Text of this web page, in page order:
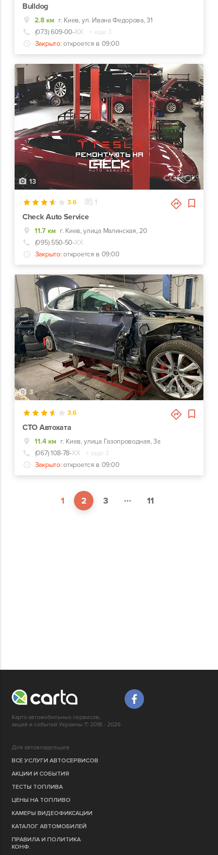
Bulldog
2.8 км г. Киев, ул. Ивана Федорова, 31
(073) 609-00-ХХ
+ еще 3
Закрыто: откроется в 09:00
13
3.6 1
Check Auto Service
11.7 км г. Киев, улица Малинская, 20
(095) 550-50-ХХ
Закрыто: откроется в 09:00
3
3.6
СТО Автохата
11.4 км г. Киев, улица Газопроводная, 3а
(067) 108-78-ХХ
+ еще 3
Закрыто: откроется в 09:00
1 2 3 ... 11
Карта автомобильных сервисов,
акций и событий Украины © 2018 - 2026
Для автовладельцев
ВСЕ УСЛУГИ АВТОСЕРВИСОВ
АКЦИИ И СОБЫТИЯ
ТЕСТЫ ТОПЛИВА
ЦЕНЫ НА ТОПЛИВО
КАМЕРЫ ВИДЕОФИКСАЦИИ
КАТАЛОГ АВТОМОБИЛЕЙ
ПРАВИЛА И ПОЛИТИКА
КОНФ.